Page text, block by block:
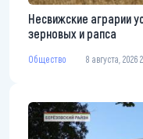
Несвижские аграрии
зерновых и рапса
Общество 8 августа, 2026